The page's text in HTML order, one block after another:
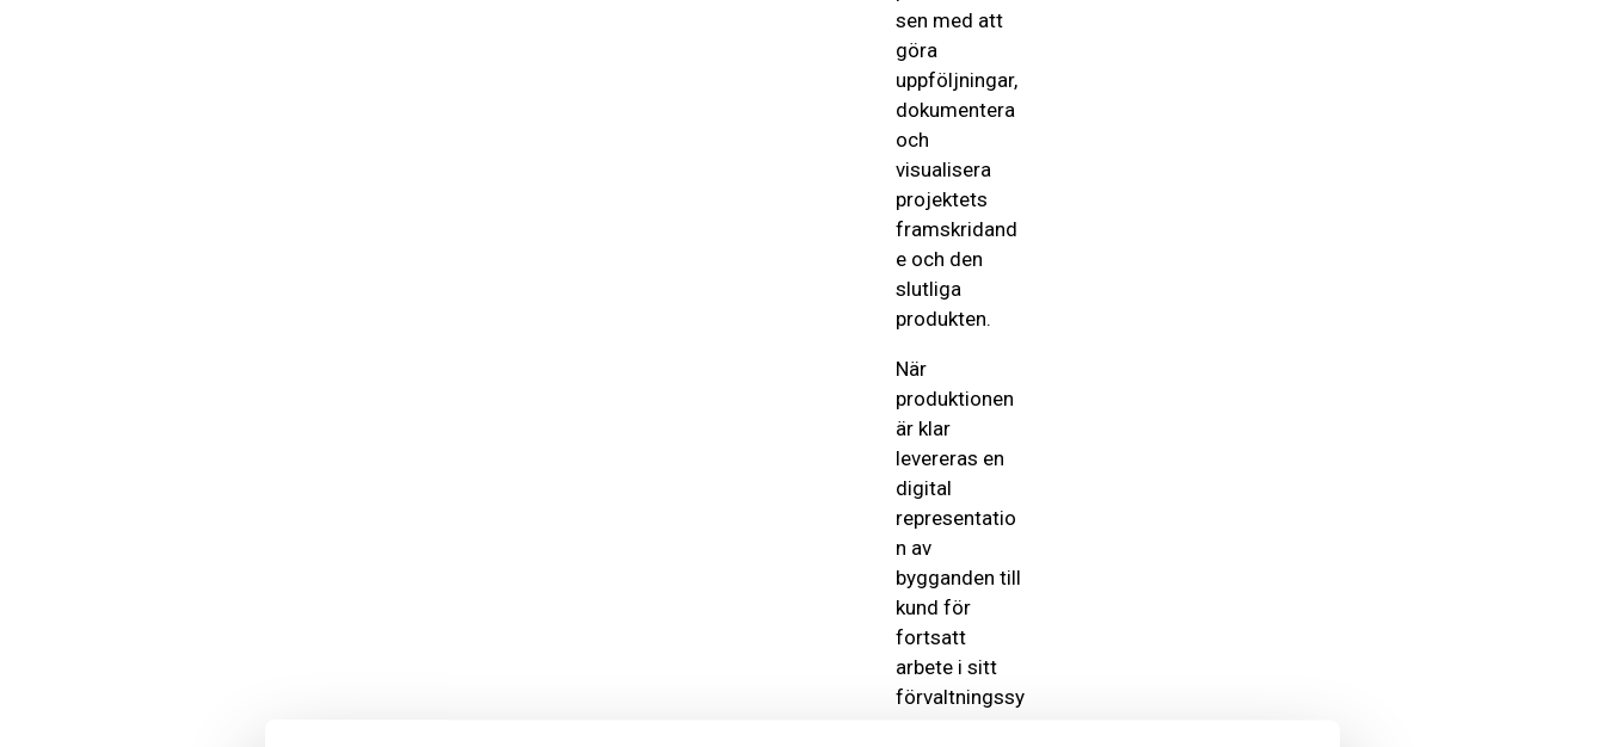
sen med att
göra
uppföljningar,
dokumentera
och
visualisera
projektets
framskridand
e och den
slutliga
produkten.
När
produktionen
är klar
levereras en
digital
representatio
n av
bygganden till
kund för
fortsatt
arbete i sitt
förvaltningssy